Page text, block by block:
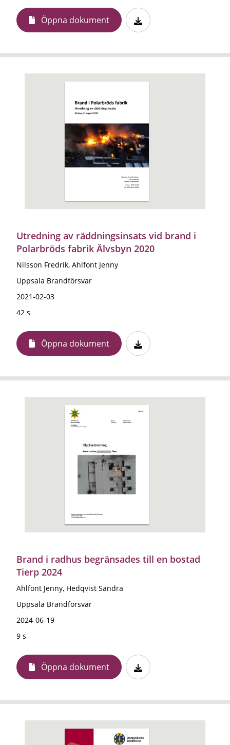
Öppna dokument
Utredning av räddningsinsats vid brand i
Polarbröds fabrik Älvsbyn 2020
Nilsson Fredrik, Ahlfont Jenny
Uppsala Brandförsvar
2021-02-03
42 s
Öppna dokument
Brand i radhus begränsades till en bostad
Tierp 2024
Ahlfont Jenny, Hedqvist Sandra
Uppsala Brandförsvar
2024-06-19
9 s
Öppna dokument